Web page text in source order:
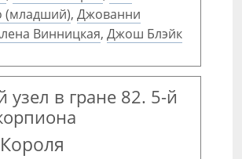
(младший), Джованни
Винницкая, Джош Блэйк
узел в гране 82. 5-й